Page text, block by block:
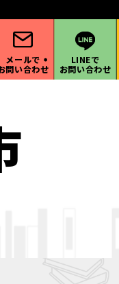
・甲信越地方など遠方
メールで
問い合わせ
LINEで
お問い合わせ